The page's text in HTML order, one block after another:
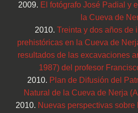
2009. El fotógrafo José Padial y
la Cueva de
2010. Treinta y dos años de
prehistóricas en la Cueva de
resultados de las excavaciones
1987) del profesor
2010. Plan de Difusión del
Natural de la Cueva de Nerja
2010. Nuevas perspectivas